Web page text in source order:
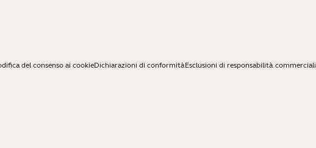
del consenso ai cookieDichiarazioni di conformitàEsclusioni di responsabilità commerciali